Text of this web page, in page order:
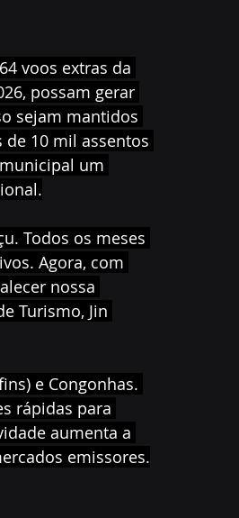
voos extras da
possam gerar
sejam mantidos
10 mil assentos
um
Todos os meses
Agora, com
nossa
Turismo, Jin
e Congonhas.
rápidas para
aumenta a
emissores.